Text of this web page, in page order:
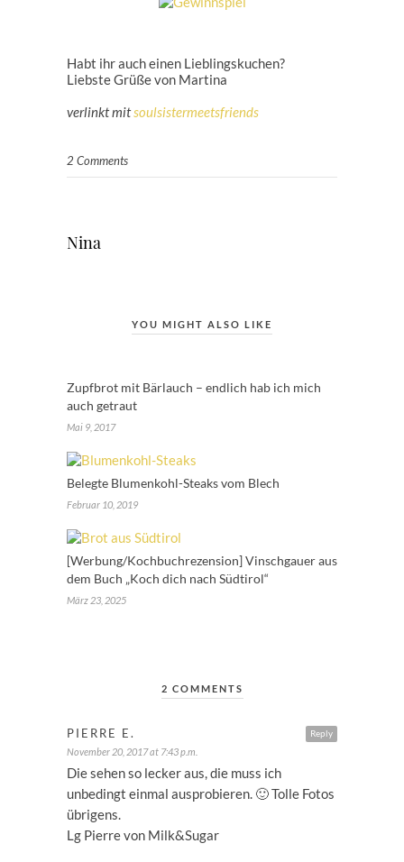
Habt ihr auch einen Lieblingskuchen?
Liebste Grüße von Martina
verlinkt mitsoulsistermeetsfriends
2 Comments
Nina
YOU MIGHT ALSO LIKE
Zupfbrot mit Bärlauch – endlich hab ich mich
auch getraut
Mai 9, 2017
Belegte Blumenkohl-Steaks vom Blech
Februar 10, 2019
[Werbung/Kochbuchrezension] Vinschgauer aus
dem Buch „Koch dich nach Südtirol“
März 23, 2025
2 COMMENTS
Reply
PIERRE E.
November 20, 2017 at 7:43 p.m.
Die sehen so lecker aus, die muss ich
unbedingt einmal ausprobieren. 🙂 Tolle Fotos
übrigens.
Lg Pierre von Milk&Sugar